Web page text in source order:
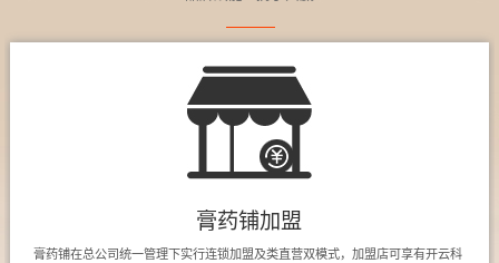
膏药铺加盟
膏药铺在总公司统一管理下实行连锁加盟及类直营双模式，加盟店可享有开云科